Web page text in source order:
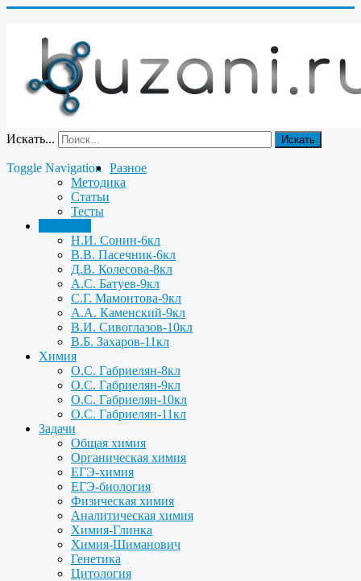
Искать... Искать
Toggle Navigation
Разное
Методика
Статьи
Тесты
Н.И. Сонин-6кл
В.В. Пасечник-6кл
Д.В. Колесова-8кл
А.С. Батуев-9кл
С.Г. Мамонтова-9кл
А.А. Каменский-9кл
В.И. Сивоглазов-10кл
В.Б. Захаров-11кл
Химия
О.С. Габриелян-8кл
О.С. Габриелян-9кл
О.С. Габриелян-10кл
О.С. Габриелян-11кл
Задачи
Общая химия
Органическая химия
ЕГЭ-химия
ЕГЭ-биология
Физическая химия
Аналитическая химия
Химия-Глинка
Химия-Шиманович
Генетика
Цитология